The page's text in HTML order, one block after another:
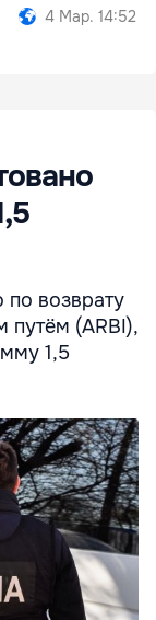
4 Мар. 14:52
возврату
путём (ARBI),
1,5